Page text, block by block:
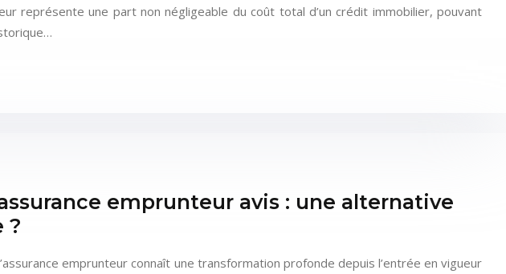
représente une part non négligeable du coût total d’un crédit immobilier, pouvant
emprunteur avis : une alternative
?
emprunteur connaît une transformation profonde depuis l’entrée en vigueur